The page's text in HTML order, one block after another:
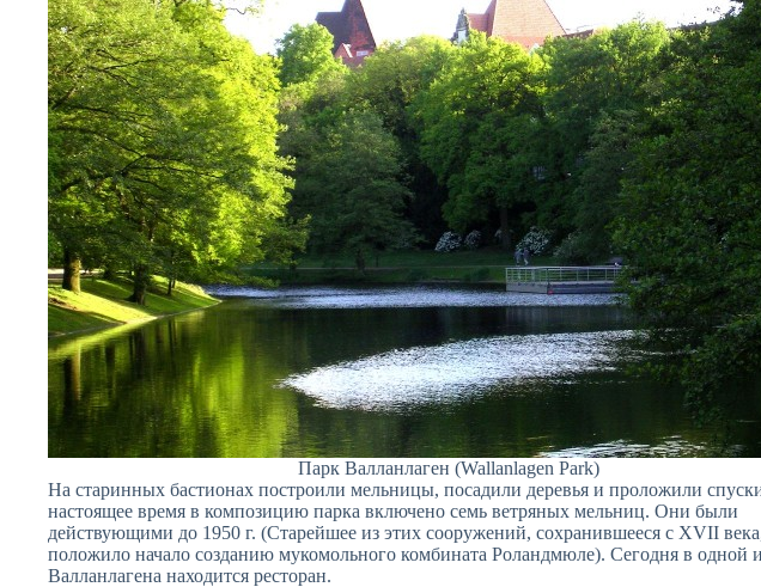
Парк Валланлаген (Wallanlagen Park)
На старинных бастионах построили мельницы, посадили деревья и проложили
настоящее время в композицию парка включено семь ветряных мельниц. Они были
действующими до 1950 г. (Старейшее из этих сооружений, сохранившееся с XVII
положило начало созданию мукомольного комбината Роландмюле). Сегодня в одной
Валланлагена находится ресторан.